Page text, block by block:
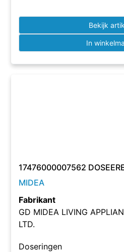
Bekijk
In
17476000007562
MIDEA
Fabrikant
GD MIDEA LIVING
LTD.
Doseringen